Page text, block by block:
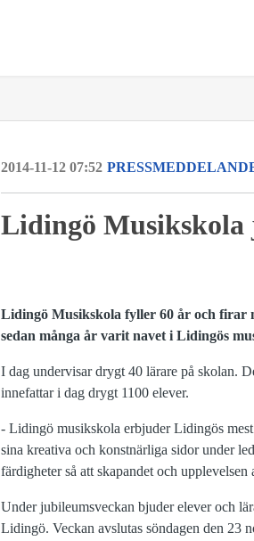
2014-11-12 07:52
Lidingö
Lidingö Musikskola fyller 60 år och firar
sedan många år varit navet i Lidingös
I dag undervisar drygt 40 lärare på skolan.
innefattar i dag drygt 1100 elever.
- Lidingö musikskola erbjuder Lidingös
sina kreativa och konstnärliga sidor under
färdigheter så att skapandet och
Under jubileumsveckan bjuder elever och
Lidingö. Veckan avslutas söndagen den 23